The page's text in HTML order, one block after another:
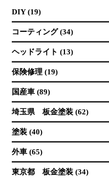
DIY (19)
コーティング (34)
ヘッドライト (13)
保険修理 (19)
国産車 (89)
埼玉県 板金塗装 (62)
塗装 (40)
外車 (65)
東京都 板金塗装 (34)